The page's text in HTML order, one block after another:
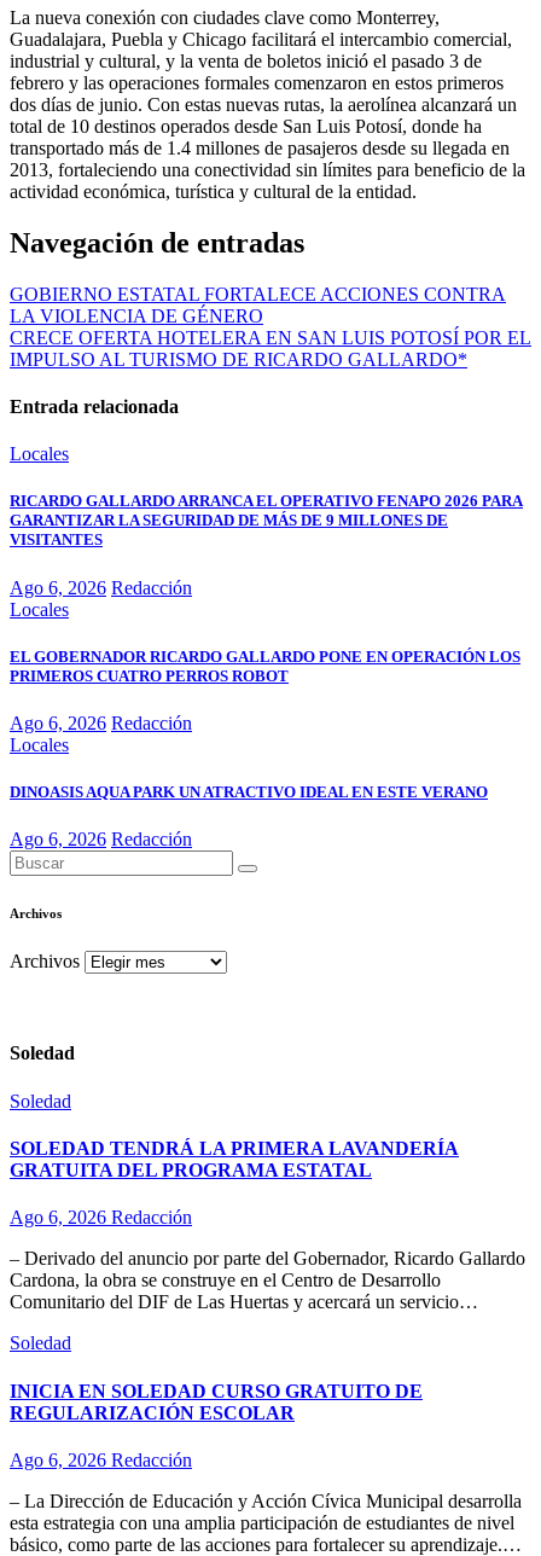
La nueva conexión con ciudades clave como Monterrey,
Guadalajara, Puebla y Chicago facilitará el intercambio comercial,
industrial y cultural, y la venta de boletos inició el pasado 3 de
febrero y las operaciones formales comenzaron en estos primeros
dos días de junio. Con estas nuevas rutas, la aerolínea alcanzará un
total de 10 destinos operados desde San Luis Potosí, donde ha
transportado más de 1.4 millones de pasajeros desde su llegada en
2013, fortaleciendo una conectividad sin límites para beneficio de la
actividad económica, turística y cultural de la entidad.
Navegación de entradas
GOBIERNO ESTATAL FORTALECE ACCIONES CONTRA
LA VIOLENCIA DE GÉNERO
CRECE OFERTA HOTELERA EN SAN LUIS POTOSÍ POR EL
IMPULSO AL TURISMO DE RICARDO GALLARDO*
Entrada relacionada
Locales
RICARDO GALLARDO ARRANCA EL OPERATIVO FENAPO 2026 PARA
GARANTIZAR LA SEGURIDAD DE MÁS DE 9 MILLONES DE
VISITANTES
Ago 6, 2026 Redacción
Locales
EL GOBERNADOR RICARDO GALLARDO PONE EN OPERACIÓN LOS
PRIMEROS CUATRO PERROS ROBOT
Ago 6, 2026 Redacción
Locales
DINOASIS AQUA PARK UN ATRACTIVO IDEAL EN ESTE VERANO
Ago 6, 2026 Redacción
Archivos
Archivos
Soledad
Soledad
SOLEDAD TENDRÁ LA PRIMERA LAVANDERÍA
GRATUITA DEL PROGRAMA ESTATAL
Ago 6, 2026 Redacción
– Derivado del anuncio por parte del Gobernador, Ricardo Gallardo
Cardona, la obra se construye en el Centro de Desarrollo
Comunitario del DIF de Las Huertas y acercará un servicio…
Soledad
INICIA EN SOLEDAD CURSO GRATUITO DE
REGULARIZACIÓN ESCOLAR
Ago 6, 2026 Redacción
– La Dirección de Educación y Acción Cívica Municipal desarrolla
esta estrategia con una amplia participación de estudiantes de nivel
básico, como parte de las acciones para fortalecer su aprendizaje.…